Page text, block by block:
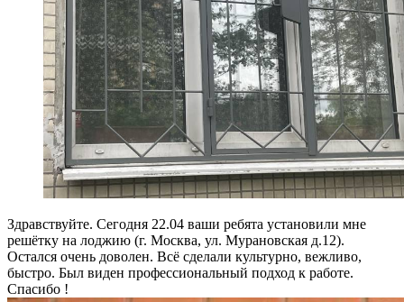
Здравствуйте. Сегодня 22.04 ваши ребята установили мне
решётку на лоджию (г. Москва, ул. Мурановская д.12).
Остался очень доволен. Всё сделали культурно, вежливо,
быстро. Был виден профессиональный подход к работе.
Спасибо !